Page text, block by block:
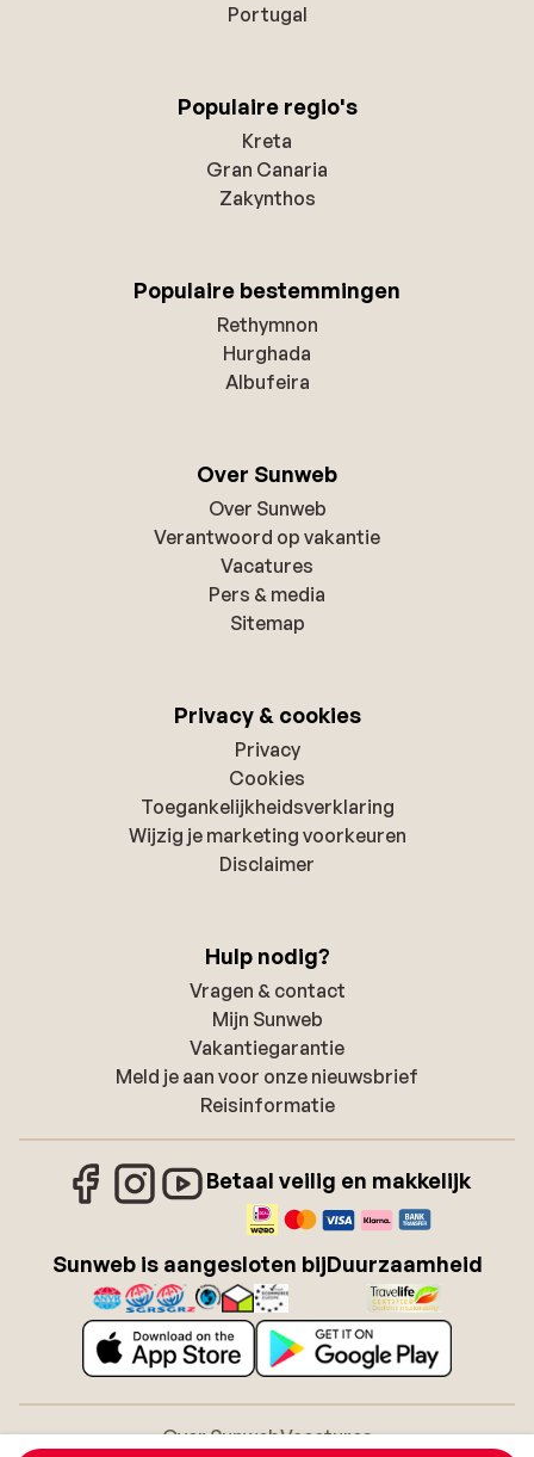
Portugal
Populaire regio's
Kreta
Gran Canaria
Zakynthos
Populaire bestemmingen
Rethymnon
Hurghada
Albufeira
Over Sunweb
Over Sunweb
Verantwoord op vakantie
Vacatures
Pers & media
Sitemap
Privacy & cookies
Privacy
Cookies
Toegankelijkheidsverklaring
Wijzig je marketing voorkeuren
Disclaimer
Hulp nodig?
Vragen & contact
Mijn Sunweb
Vakantiegarantie
Meld je aan voor onze nieuwsbrief
Reisinformatie
Betaal veilig en makkelijk
Sunweb is aangesloten bijDuurzaamheid
Over SunwebVacatures